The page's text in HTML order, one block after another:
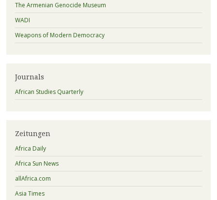
The Armenian Genocide Museum
WADI
Weapons of Modern Democracy
Journals
African Studies Quarterly
Zeitungen
Africa Daily
Africa Sun News
allAfrica.com
Asia Times